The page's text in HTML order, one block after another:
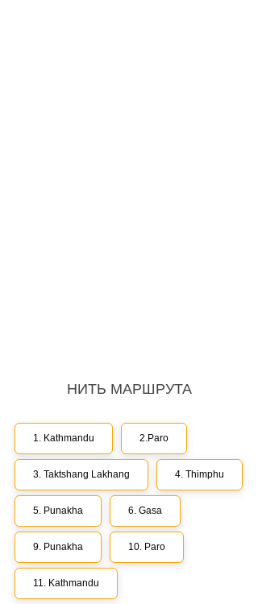
НИТЬ МАРШРУТА
1. Kathmandu 2.Paro
3. Taktshang Lakhang 4. Thimphu
5. Punakha 6. Gasa
9. Punakha 10. Paro
11. Kathmandu